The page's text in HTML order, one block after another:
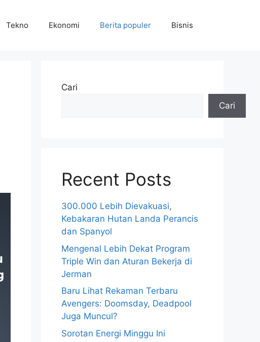
Tekno Ekonomi Berita populer Bisnis
Cari
Cari
Recent Posts
300.000 Lebih Dievakuasi,
Kebakaran Hutan Landa Perancis
dan Spanyol
Mengenal Lebih Dekat Program
Triple Win dan Aturan Bekerja di
Jerman
Baru Lihat Rekaman Terbaru
Avengers: Doomsday, Deadpool
Juga Muncul?
Sorotan Energi Minggu Ini